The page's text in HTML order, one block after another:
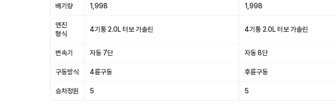
배기량 1,998 1,998
엔진
형식
4기통 2.0L 터보 가솔린 4기통 2.0L 터보 가솔린
변속기 자동 7단 자동 8단
구동방식 4륜구동 후륜구동
승차정원 5 5